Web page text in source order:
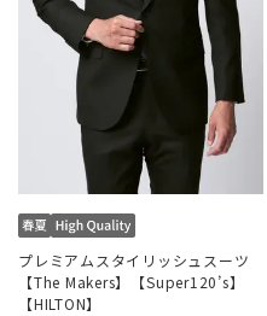
プレミアムスタイリッシュスーツ
【The Makers】【Super120’s】
【HILTON】